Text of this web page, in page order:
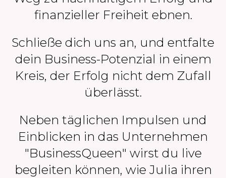
finanzieller Freiheit ebnen.
Schließe dich uns an, und entfalte
dein Business-Potenzial in einem
Kreis, der Erfolg nicht dem Zufall
überlässt.
Neben täglichen Impulsen und
Einblicken in das Unternehmen
"BusinessQueen" wirst du live
begleiten können, wie Julia ihren